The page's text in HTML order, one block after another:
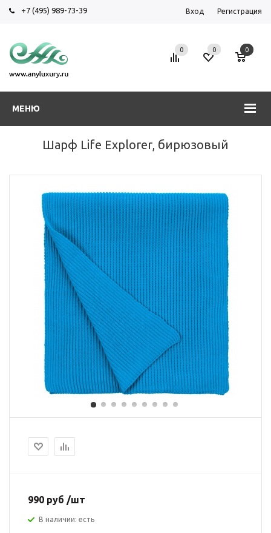
+7 (495) 989-73-39 Вход Регистрация
МЕНЮ
0 0 0
Шарф Life Explorer, бирюзовый
990 руб /шт
В наличии: есть